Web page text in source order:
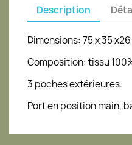
Description
Dimensions: 75 x 35
Composition: tissu
3 poches extérieures.
Port en position main,